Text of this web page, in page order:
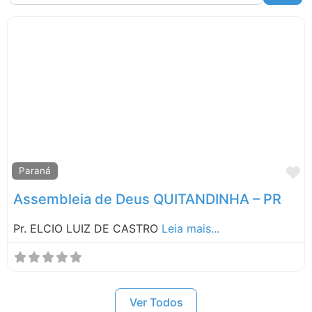
Paraná
Assembleia de Deus QUITANDINHA – PR
Pr. ELCIO LUIZ DE CASTRO Leia mais...
Ver Todos